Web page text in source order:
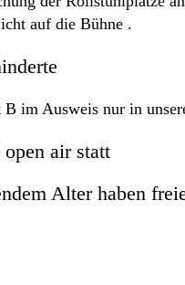
auf die Bühne .
im Ausweis nur in
air statt
Alter haben